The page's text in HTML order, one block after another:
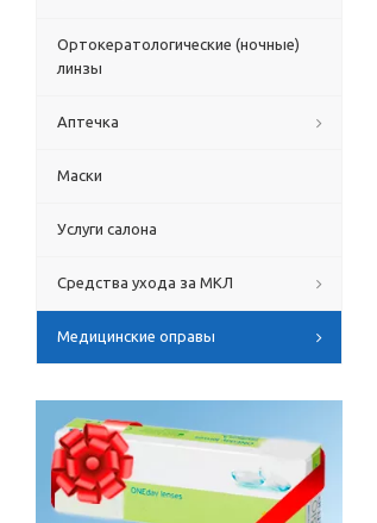
Ортокератологические (ночные)
линзы
Аптечка
Маски
Услуги салона
Средства ухода за МКЛ
Медицинские оправы